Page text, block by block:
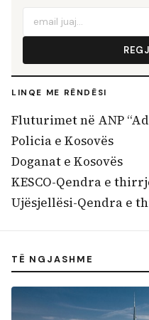
LINQE ME RËNDËSI
Fluturimet në ANP
Policia e Kosovës
Doganat e Kosovës
KESCO-Qendra e
Ujësjellësi-Qendra e
TË NGJASHME